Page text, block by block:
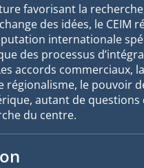
favorisant la
des idées, le CEIM
internationale
des processus
accords commerciaux, la
régionalisme, le pouvoir
autant de
du centre.